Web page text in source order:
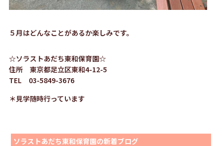
５月はどんなことがあるか楽しみです。
☆ソラストあだち東和保育園☆
住所 東京都足立区東和4-12-5
TEL 03-5849-3676
＊見学随時行っています
ソラストあだち東和保育園の新着ブログ